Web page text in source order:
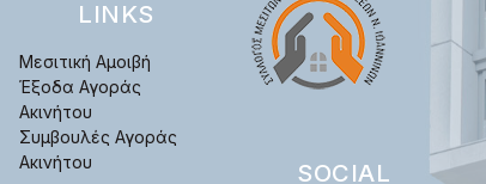
LINKS
Μεσιτική Αμοιβή
Έξοδα Αγοράς
Ακινήτου
Συμβουλές Αγοράς
Ακινήτου
SOCIAL